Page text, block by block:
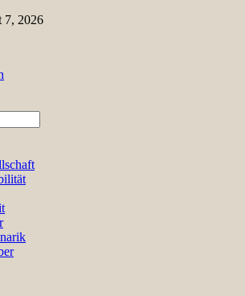
7, 2026
Kultur & Wissenschaft